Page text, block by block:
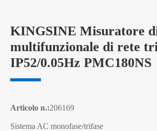
KINGSINE Misuratore
multifunzionale di rete
IP52/0.05Hz PMC180NS
Articolo n.:206169
Sistema AC monofase/trifase